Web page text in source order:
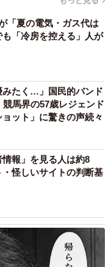
「夏の電気・ガス代は
「冷房を控える」人が
みたく…」国民的バンド
馬界の57歳レジェンド
ット」に驚きの声続々
報」を見る人は約8
怪しいサイトの判断基